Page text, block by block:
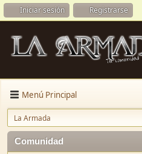
Iniciar sesión Registrarse
Menú Principal
La Armada
Comunidad